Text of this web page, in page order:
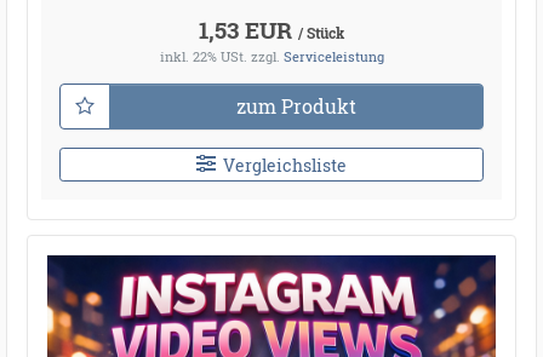
1,53 EUR / Stück
inkl. 22% USt. zzgl. Serviceleistung
zum Produkt
Vergleichsliste